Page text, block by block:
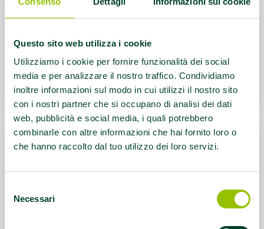
Questo sito web utilizza i cookie
Utilizziamo i cookie per fornire funzionalità dei social
media e per analizzare il nostro traffico. Condividiamo
inoltre informazioni sul modo in cui utilizzi il nostro sito
con i nostri partner che si occupano di analisi dei dati
web, pubblicità e social media, i quali potrebbero
combinarle con altre informazioni che hai fornito loro o
che hanno raccolto dal tuo utilizzo dei loro servizi.
delNecessari
giovani e alle nuove forme di consumo di
nicotina. In Emilia-Romagna il 26% della
adolescenti, la maggioranza sono ragazze
Leggi di più